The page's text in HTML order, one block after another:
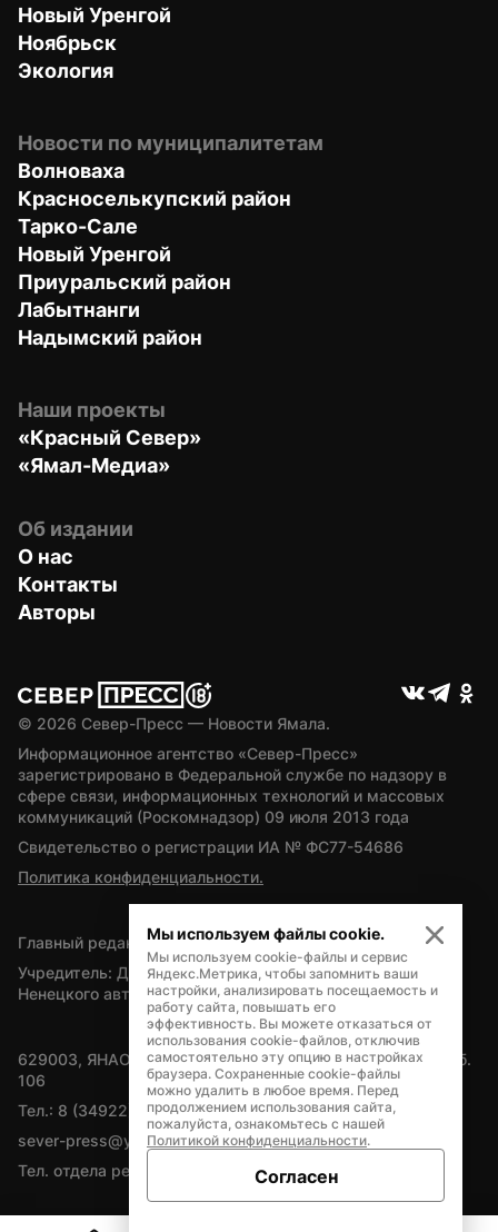
Новый Уренгой
Ноябрьск
Экология
Новости по муниципалитетам
Волноваха
Красноселькупский район
Тарко-Сале
Новый Уренгой
Приуральский район
Лабытнанги
Надымский район
Наши проекты
«Красный Север»
«Ямал-Медиа»
Об издании
О нас
Контакты
Авторы
© 2026 Север-Пресс — Новости Ямала.
Информационное агентство «Север-Пресс»
зарегистрировано в Федеральной службе по надзору в
сфере связи, информационных технологий и массовых
коммуникаций (Роскомнадзор) 09 июля 2013 года
Свидетельство о регистрации ИА № ФС77-54686
Политика конфиденциальности.
Главный редактор — А.Л. Поздеев
Учредитель: Департамент внутренней политики Ямало-
Ненецкого автономного округа
629003, ЯНАО, Салехард, мкр. Богдана Кнунянца, д.1, каб.
106
Тел.: 8 (34922) 71262
sever-press@yamal-media.ru
Тел. отдела рекламы: 8 (34922) 42728
Мы используем файлы cookie.
Мы используем cookie-файлы и сервис
Яндекс.Метрика, чтобы запомнить ваши
настройки, анализировать посещаемость и
работу сайта, повышать его
эффективность. Вы можете отказаться от
использования cookie-файлов, отключив
самостоятельно эту опцию в настройках
браузера. Сохраненные cookie-файлы
можно удалить в любое время. Перед
продолжением использования сайта,
пожалуйста, ознакомьтесь с нашей
Политикой конфиденциальности.
Согласен